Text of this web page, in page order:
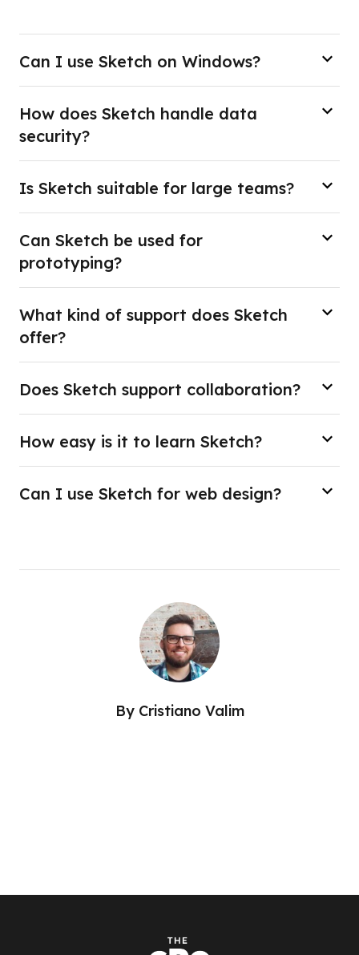
Can I use Sketch on Windows?
How does Sketch handle data
security?
Is Sketch suitable for large teams?
Can Sketch be used for
prototyping?
What kind of support does Sketch
offer?
Does Sketch support collaboration?
How easy is it to learn Sketch?
Can I use Sketch for web design?
ByCristiano Valim